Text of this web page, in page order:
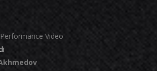
Video